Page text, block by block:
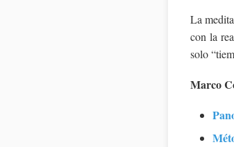
La
con la
solo
Marco